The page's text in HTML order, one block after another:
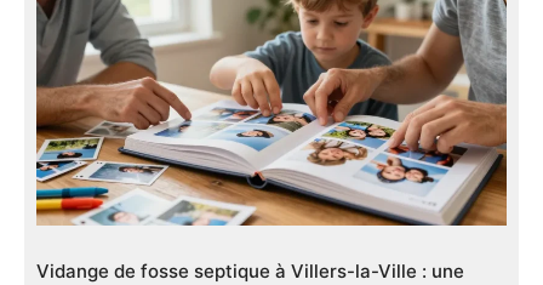
Vidange de fosse septique à Villers-la-Ville : une